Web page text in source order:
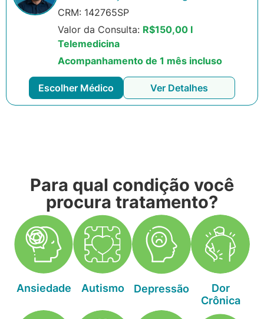
CRM: 142765SP
Valor da Consulta: R$150,00 I
Telemedicina
Acompanhamento de 1 mês incluso
Escolher Médico Ver Detalhes
Para qual condição você
procura tratamento?
Ansiedade Autismo Depressão
Dor
Crônica